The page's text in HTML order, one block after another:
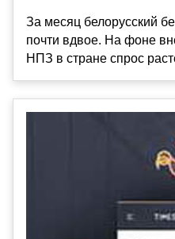
За месяц белорусский
почти вдвое. На фоне
НПЗ в стране спрос